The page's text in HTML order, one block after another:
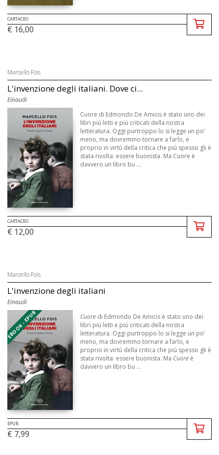
CARTACEO
€ 16,00
Marcello Fois
L'invenzione degli italiani. Dove ci...
Einaudi
Cuore di Edmondo De Amicis è stato uno dei
libri piú letti e piú criticati della nostra
letteratura. Oggi purtroppo lo si legge un po'
meno, ma dovremmo tornare a farlo, e
proprio in virtú della critica che piú spesso gli è
stata rivolta: essere buonista. Ma Cuore è
davvero un libro bu ...
CARTACEO
€ 12,00
Marcello Fois
L'invenzione degli italiani
Einaudi
EBOOK - EPUB Cuore di Edmondo De Amicis è stato uno dei
libri piú letti e piú criticati della nostra
letteratura. Oggi purtroppo lo si legge un po'
meno, ma dovremmo tornare a farlo, e
proprio in virtú della critica che piú spesso gli è
stata rivolta: essere buonista. Ma Cuore è
davvero un libro bu ...
EPUB
€ 7,99